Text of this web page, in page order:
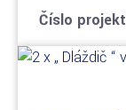
Číslo